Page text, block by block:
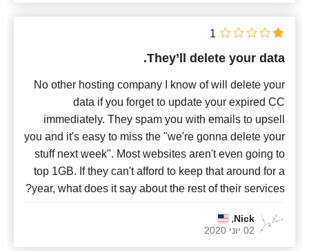
They’ll delete your data.
No other hosting company I know of will delete your
data if you forget to update your expired CC
immediately. They spam you with emails to upsell
you and it's easy to miss the "we're gonna delete your
stuff next week". Most websites aren't even going to
top 1GB. If they can't afford to keep that around for a
year, what does it say about the rest of their services?
Nick
,
02 יוני 2020
1